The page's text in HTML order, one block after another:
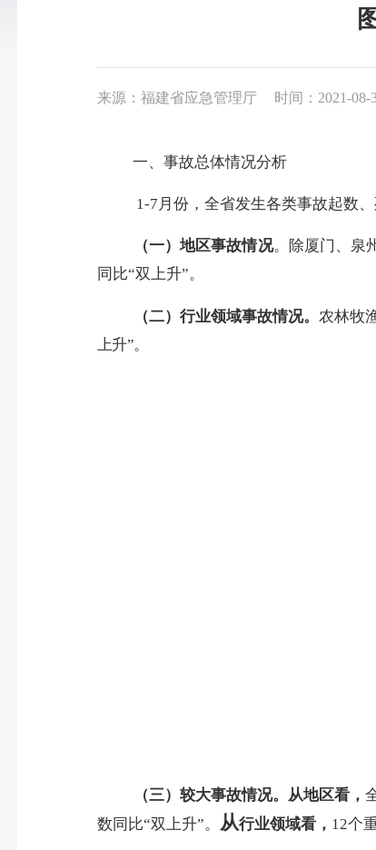
来源：福建省应急管理厅 时间：2021-08-
一、事故总体情况分析
1-7 月份，全省发生各类事故起数
（一）地区事故情况。 除厦门、 泉
同比“双上升”。
（二）行业领域事故情况。农林牧
上升”。
（三）较大事故情况。从地区看，
数同比“双上升”。 从行业领域看， 12个